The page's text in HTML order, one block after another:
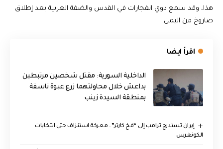
هذا، وقد سمع دوي انفجارات في القدس والضفة الغربية بعد إطلاق
صاروخ من اليمن.
اقرأ ايضا
الداخلية السورية: مقتل شخصين مرتبطين
بداعش خلال محاولتهما زرع عبوة ناسفة
بمنطقة السيدة زينب
إيران تستدرج ترامب إلى “فخ كارتر”.. معركة استنزاف حتى انتخابات
الكونغرس